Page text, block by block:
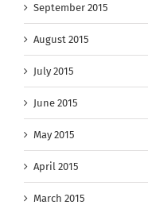
September 2015
August 2015
July 2015
June 2015
May 2015
April 2015
March 2015